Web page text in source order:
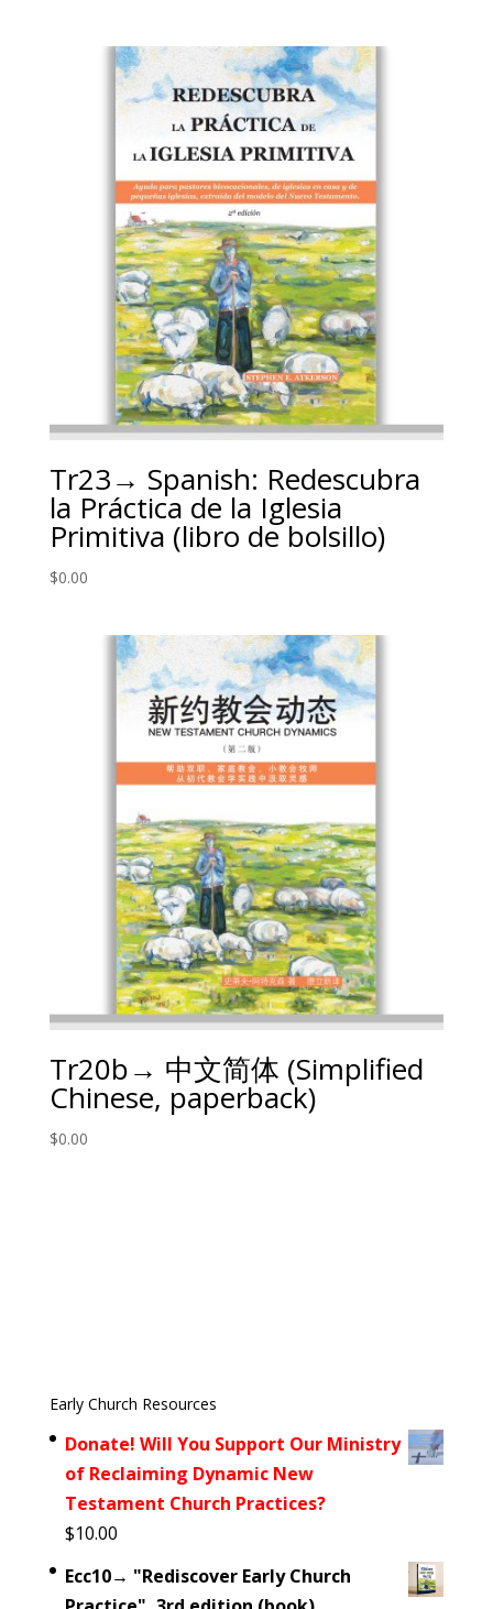
Tr23→ Spanish: Redescubra
la Práctica de la Iglesia
Primitiva (libro de bolsillo)
$0.00
Tr20b→ 中文简体 (Simplified
Chinese, paperback)
$0.00
Early Church Resources
Donate! Will You Support Our Ministry
of Reclaiming Dynamic New
Testament Church Practices?
$10.00
Ecc10→ "Rediscover Early Church